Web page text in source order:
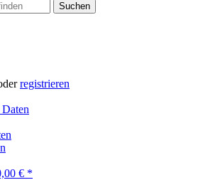
Suchen
registrieren
€ *